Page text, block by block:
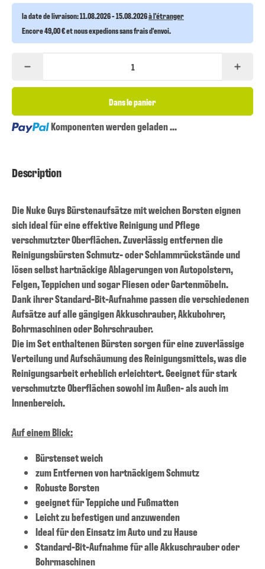
la date de livraison:11.08.2026 - 15.08.2026à l'étranger
Encore 49,00 € et nous expedions sans frais d'envoi.
Dans le panier
Loading...Komponenten werden geladen ...
Description
Die Nuke Guys Bürstenaufsätze mit weichen Borsten eignen
sich ideal für eine effektive Reinigung und Pflege
verschmutzter Oberflächen. Zuverlässig entfernen die
Reinigungsbürsten Schmutz- oder Schlammrückstände und
lösen selbst hartnäckige Ablagerungen von Autopolstern,
Felgen, Teppichen und sogar Fliesen oder Gartenmöbeln.
Dank ihrer Standard-Bit-Aufnahme passen die verschiedenen
Aufsätze auf alle gängigen Akkuschrauber, Akkubohrer,
Bohrmaschinen oder Bohrschrauber.
Die im Set enthaltenen Bürsten sorgen für eine zuverlässige
Verteilung und Aufschäumung des Reinigungsmittels, was die
Reinigungsarbeit erheblich erleichtert. Geeignet für stark
verschmutzte Oberflächen sowohl im Außen- als auch im
Innenbereich.
Auf einem Blick:
Bürstenset weich
zum Entfernen von hartnäckigem Schmutz
Robuste Borsten
geeignet für Teppiche und Fußmatten
Leicht zu befestigen und anzuwenden
Ideal für den Einsatz im Auto und zu Hause
Standard-Bit-Aufnahme für alle Akkuschrauber oder
Bohrmaschinen